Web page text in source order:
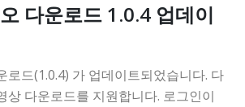
다운로드 1.0.4 업데이
로드(1.0.4) 가 업데이트되었습니다. 다
상 다운로드를 지원합니다. 로그인이